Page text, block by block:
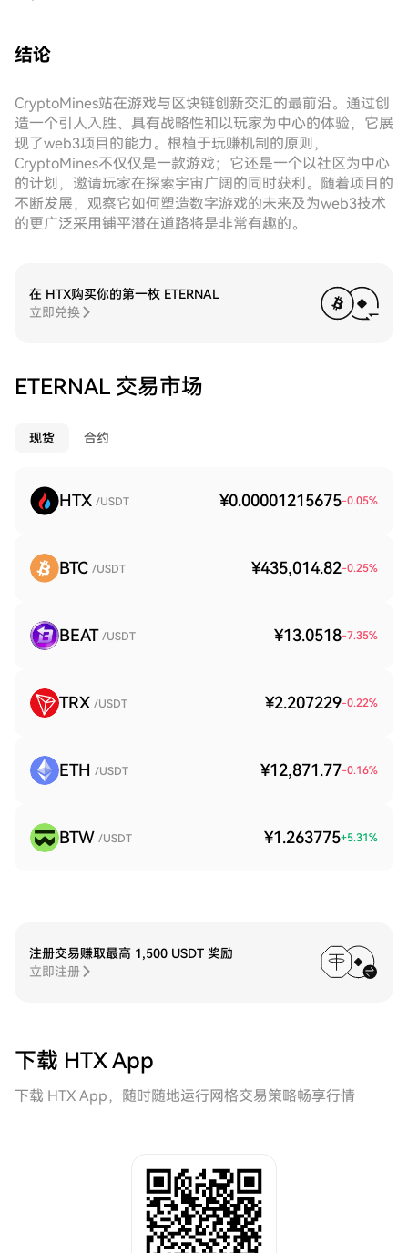
结论
CryptoMines站在游戏与区块链创新交汇的最前沿。通过创
造一个引人入胜、具有战略性和以玩家为中心的体验，它展
现了web3项目的能力。根植于玩赚机制的原则，
CryptoMines不仅仅是一款游戏；它还是一个以社区为中心
的计划，邀请玩家在探索宇宙广阔的同时获利。随着项目的
不断发展，观察它如何塑造数字游戏的未来及为web3技术
的更广泛采用铺平潜在道路将是非常有趣的。
在 HTX购买你的第一枚 ETERNAL
立即兑换
ETERNAL 交易市场
现货 合约
HTX /USDT ¥0.00001215675-0.05%
BTC /USDT ¥435,014.82-0.25%
BEAT /USDT ¥13.0518-7.35%
TRX /USDT ¥2.207229-0.22%
ETH /USDT ¥12,871.77-0.16%
BTW /USDT ¥1.263775+5.31%
注册交易赚取最高 1,500 USDT 奖励
立即注册
下载 HTX App
下载 HTX App，随时随地运行网格交易策略畅享行情